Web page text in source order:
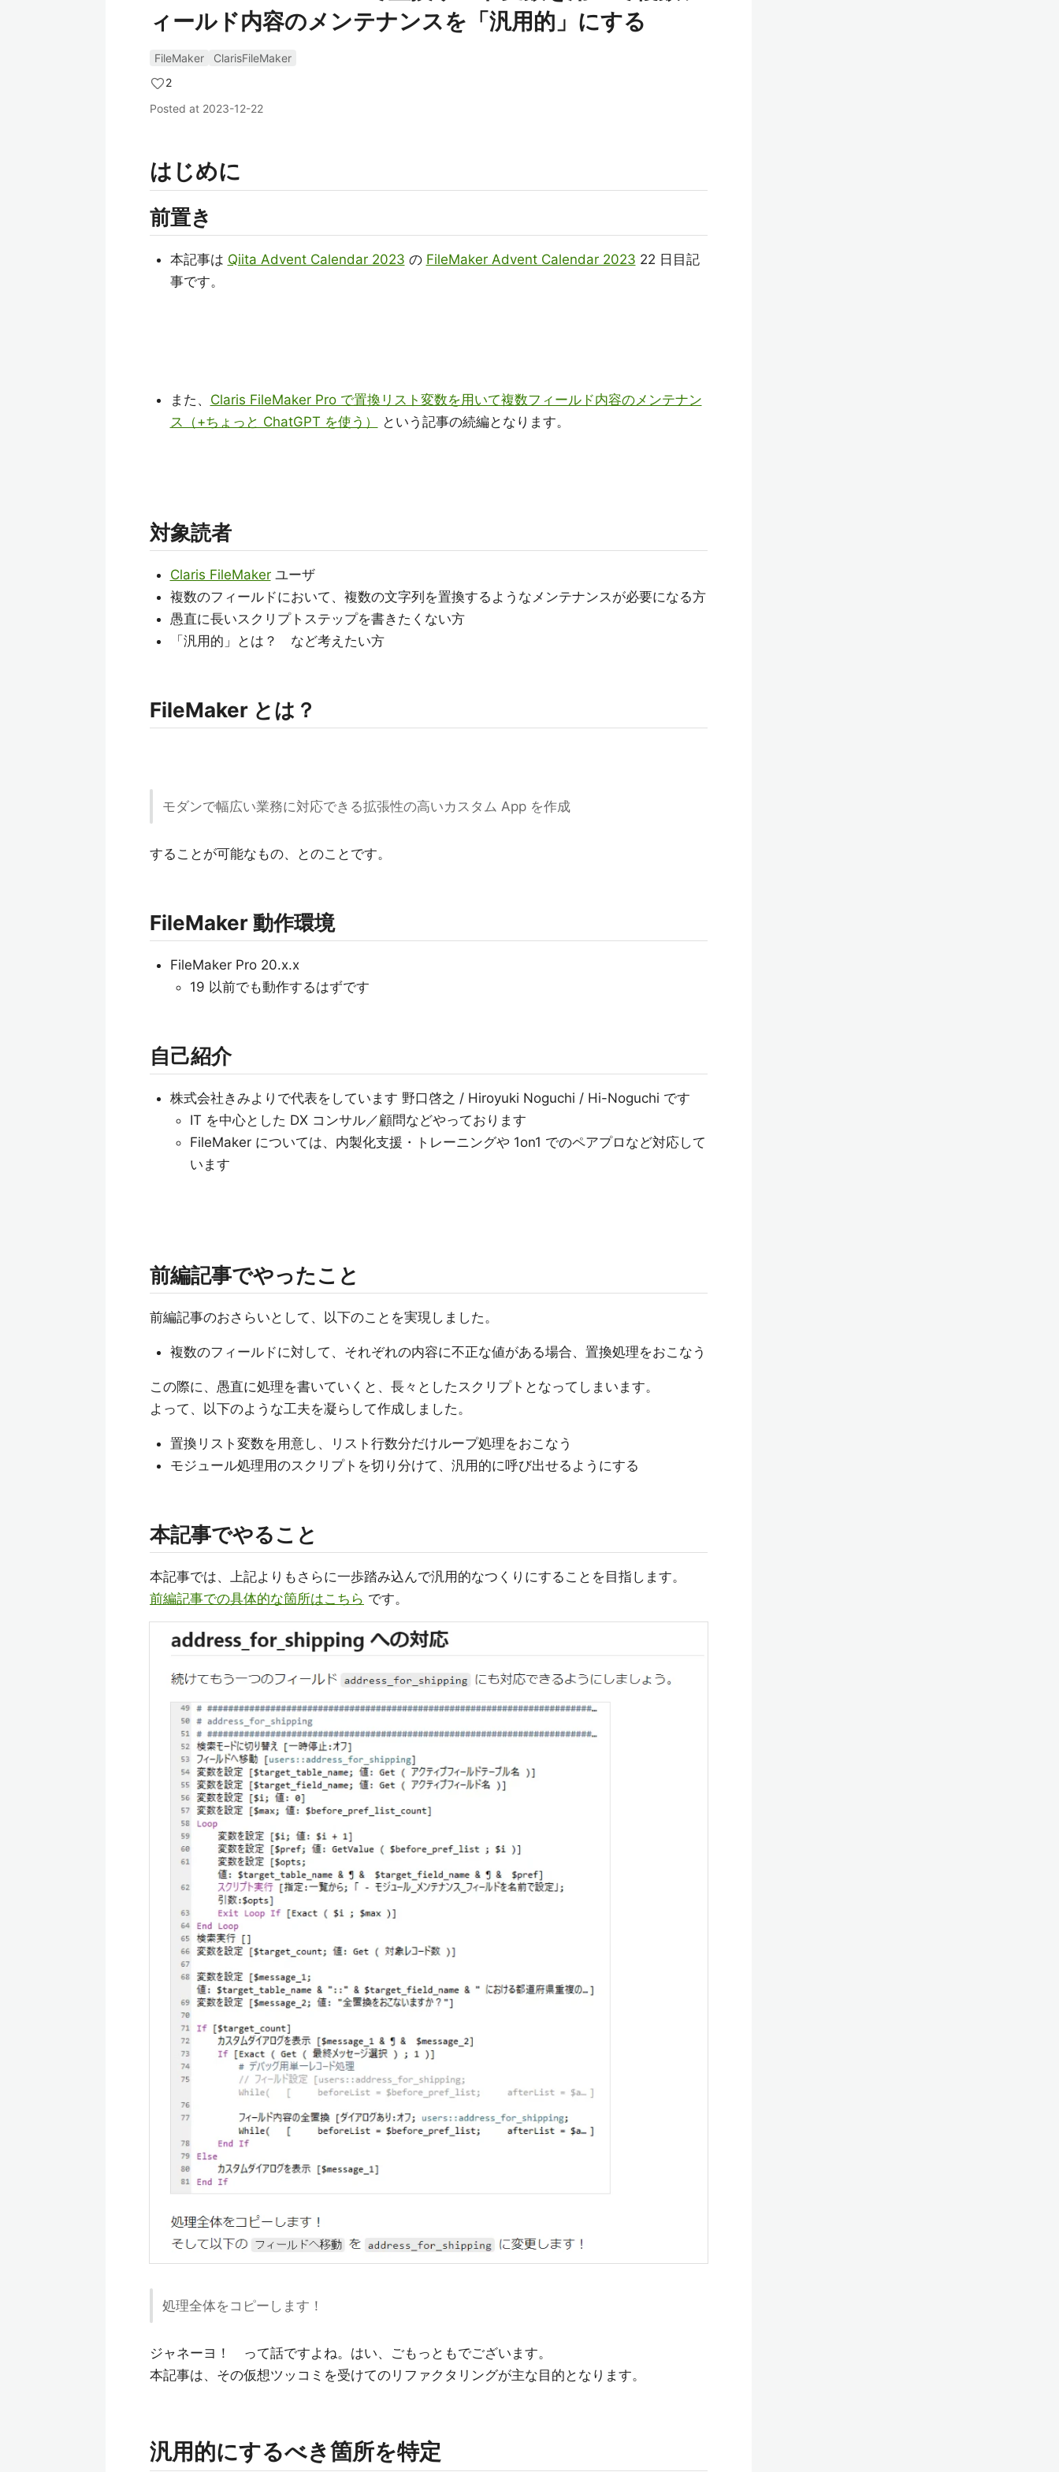
ィールド内容のメンテナンスを「汎用的」にする
FileMaker
ClarisFileMaker
2
Posted at 2023-12-22
はじめに
前置き
本記事は Qiita Advent Calendar 2023 の FileMaker Advent Calendar 2023 22 日目記
事です。
また、 Claris FileMaker Pro で置換リスト変数を用いて複数フィールド内容のメンテナン
ス（+ちょっと ChatGPT を使う）
という記事の続編となります。
対象読者
Claris FileMakerユーザ
複数のフィールドにおいて、複数の文字列を置換するようなメンテナンスが必要になる方
愚直に長いスクリプトステップを書きたくない方
「汎用的」とは？ など考えたい方
FileMaker とは？
モダンで幅広い業務に対応できる拡張性の高いカスタム App を作成
することが可能なもの、とのことです。
FileMaker 動作環境
FileMaker Pro 20.x.x
19 以前でも動作するはずです
自己紹介
株式会社きみよりで代表をしています 野口啓之 / Hiroyuki Noguchi / Hi-Noguchi です
IT を中心とした DX コンサル／顧問などやっております
FileMaker については、内製化支援・トレーニングや 1on1 でのペアプロなど対応して
います
前編記事でやったこと
前編記事のおさらいとして、以下のことを実現しました。
複数のフィールドに対して、それぞれの内容に不正な値がある場合、置換処理をおこなう
この際に、愚直に処理を書いていくと、長々としたスクリプトとなってしまいます。
よって、以下のような工夫を凝らして作成しました。
置換リスト変数を用意し、リスト行数分だけループ処理をおこなう
モジュール処理用のスクリプトを切り分けて、汎用的に呼び出せるようにする
本記事でやること
本記事では、上記よりもさらに一歩踏み込んで汎用的なつくりにすることを目指します。
前編記事での具体的な箇所はこちら です。
処理全体をコピーします！
ジャネーヨ！ って話ですよね。はい、ごもっともでございます。
本記事は、その仮想ツッコミを受けてのリファクタリングが主な目的となります。
汎用的にするべき箇所を特定